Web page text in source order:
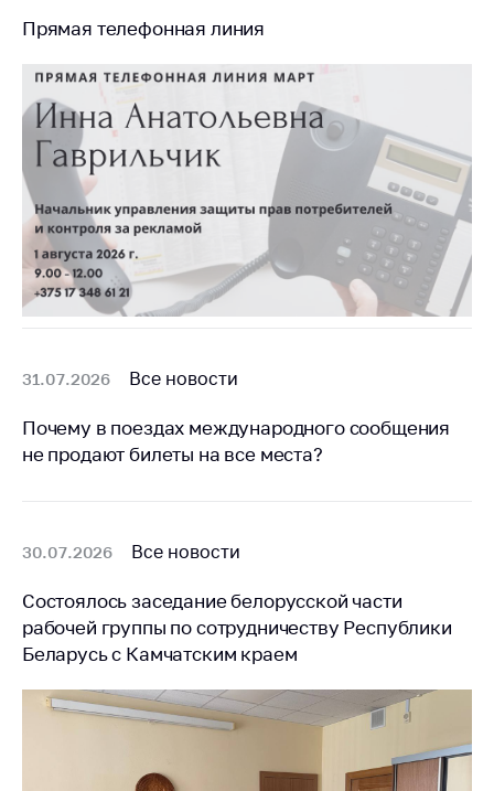
Прямая телефонная линия
31.07.2026 Все новости
Почему в поездах международного сообщения
не продают билеты на все места?
30.07.2026 Все новости
Состоялось заседание белорусской части
рабочей группы по сотрудничеству Республики
Беларусь с Камчатским краем